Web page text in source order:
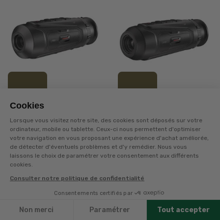
Cookies
Lorsque vous visitez notre site, des cookies sont déposés sur votre
ordinateur, mobile ou tablette. Ceux-ci nous permettent d'optimiser
votre navigation en vous proposant une expérience d'achat améliorée,
de détecter d'éventuels problèmes et d'y remédier. Nous vous
laissons le choix de paramétrer votre consentement aux différents
cookies.
Consulter notre politique de confidentialité
Consentements certifiés par
Non merci Paramétrer Tout accepter
Filtres
499€
HIKMICRO
MONOCULAIRE
THERMIQUE LYNX
LE10 3.0
DOUBLEMENT DES POINTS
POUR L'ACHAT D'UN PRODUIT
UNE CARTE DE FIDÉLITÉ EN
COURS DE VALIDITÉ,
Disponible en livraison
899€
HIKMICRO
MONOCULAIRE
THERMIQUE LYNX
LH15 3.0
OFFRE
DOUBLEMENT DES POINTS
POUR L'ACHAT D'UN PRODUIT
DE LA MARQUE HIKMICRO, AVEC
UNE CARTE DE FIDÉLITÉ EN
COURS DE VALIDITÉ,
Disponible en livraison